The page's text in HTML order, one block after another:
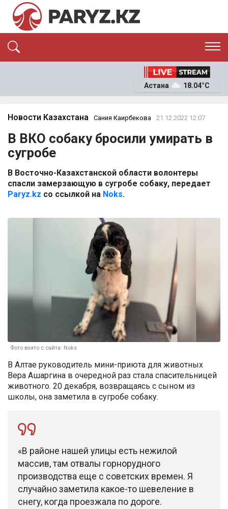
ЭКОНОМИКА
ОҚИҒА
News
Астана 18.04°C
Новости Казахстана Сания Каирбекова 21.12.2022 12:07
В ВКО собаку бросили умирать в
сугробе
В Восточно-Казахстанской области волонтеры
спасли замерзающую в сугробе собаку, передает
Paryz.kz со ссылкой на Noks.
Фото взято с сайта: Noks
В Алтае руководитель мини-приюта для животных
Вера Ашаргина в очередной раз стала спасительницей
животного. 20 декабря, возвращаясь с сыном из
школы, она заметила в сугробе собаку.
«В районе нашей улицы есть нежилой
массив, там отвалы горнорудного
производства еще с советских времен. Я
случайно заметила какое-то шевеление в
снегу, когда проезжала по дороге.